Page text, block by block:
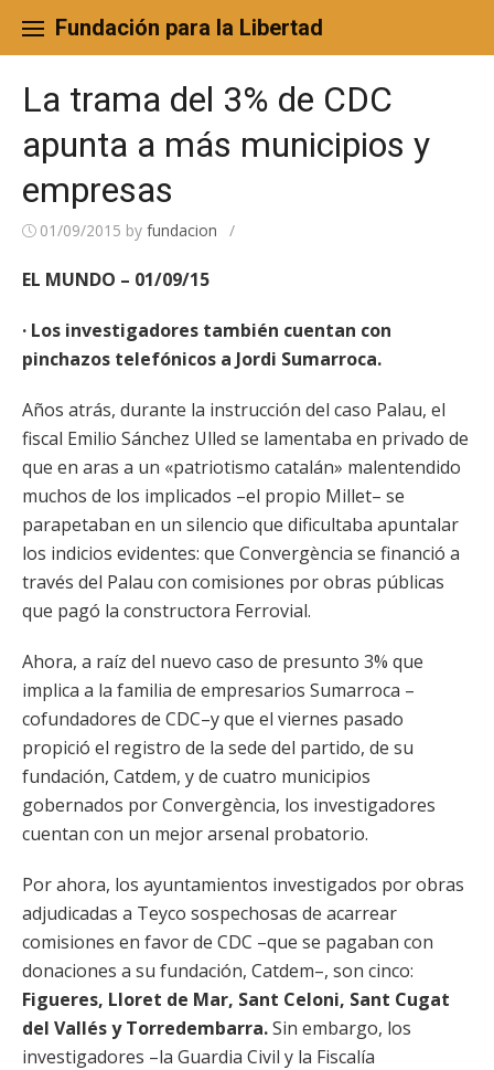
content
Fundación para la Libertad
La trama del 3% de CDC
apunta a más municipios y
empresas
01/09/2015 by fundacion /
EL MUNDO – 01/09/15
· Los investigadores también cuentan con
pinchazos telefónicos a Jordi Sumarroca.
Años atrás, durante la instrucción del caso Palau, el
fiscal Emilio Sánchez Ulled se lamentaba en privado de
que en aras a un «patriotismo catalán» malentendido
muchos de los implicados –el propio Millet– se
parapetaban en un silencio que dificultaba apuntalar
los indicios evidentes: que Convergència se financió a
través del Palau con comisiones por obras públicas
que pagó la constructora Ferrovial.
Ahora, a raíz del nuevo caso de presunto 3% que
implica a la familia de empresarios Sumarroca –
cofundadores de CDC–y que el viernes pasado
propició el registro de la sede del partido, de su
fundación, Catdem, y de cuatro municipios
gobernados por Convergència, los investigadores
cuentan con un mejor arsenal probatorio.
Por ahora, los ayuntamientos investigados por obras
adjudicadas a Teyco sospechosas de acarrear
comisiones en favor de CDC –que se pagaban con
donaciones a su fundación, Catdem–, son cinco:
Figueres, Lloret de Mar, Sant Celoni, Sant Cugat
del Vallés y Torredembarra.Sin embargo, los
investigadores –la Guardia Civil y la Fiscalía